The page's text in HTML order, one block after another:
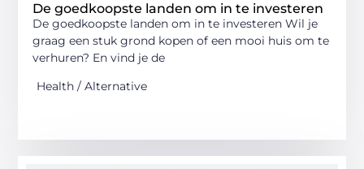
De goedkoopste landen om in te investeren
De goedkoopste landen om in te investeren Wil je
graag een stuk grond kopen of een mooi huis om te
verhuren? En vind je de
Health / Alternative